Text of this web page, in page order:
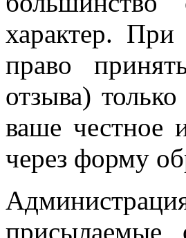
характер. При
право
отзыва)
ваше честное
через форму
присылаемые